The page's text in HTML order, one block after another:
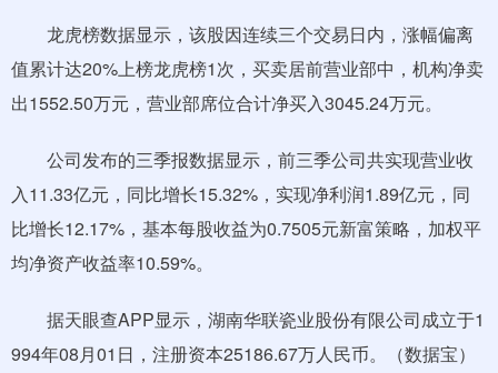
龙虎榜数据显示，该股因连续三个交易日内，涨幅偏离
值累计达20%上榜龙虎榜1次，买卖居前营业部中，机构净卖
出1552.50万元，营业部席位合计净买入3045.24万元。
公司发布的三季报数据显示，前三季公司共实现营业收
入11.33亿元，同比增长15.32%，实现净利润1.89亿元，同
比增长12.17%，基本每股收益为0.7505元新富策略，加权平
均净资产收益率10.59%。
据天眼查APP显示，湖南华联瓷业股份有限公司成立于1
994年08月01日，注册资本25186.67万人民币。（数据宝）